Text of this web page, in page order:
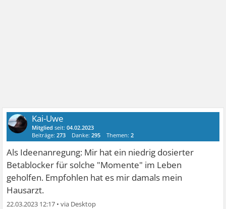
Kai-Uwe
Mitglied seit:04.02.2023
Beiträge:273 Danke:295 Themen:2
Als Ideenanregung: Mir hat ein niedrig dosierter
Betablocker für solche "Momente" im Leben
geholfen. Empfohlen hat es mir damals mein
Hausarzt.
22.03.2023 12:17 •